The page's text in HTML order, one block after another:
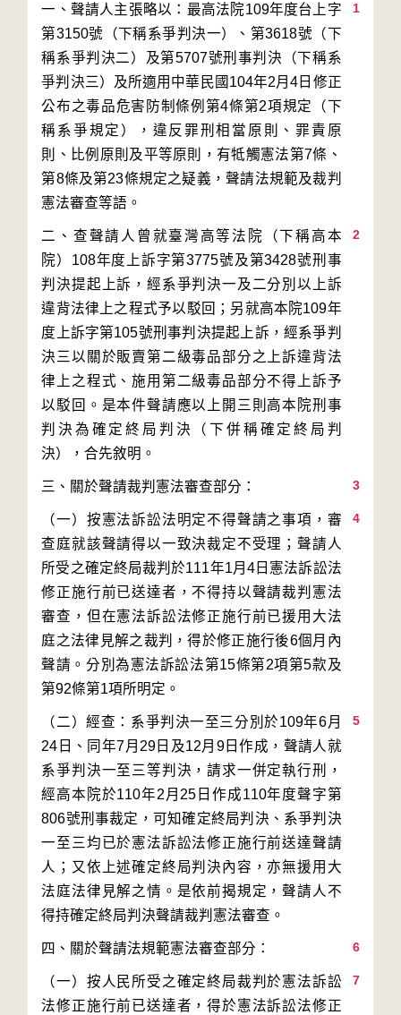
1
一、聲請人主張略以：最高法院109年度台上字
第3150號（下稱系爭判決一）、第3618號（下
稱系爭判決二）及第5707號刑事判決（下稱系
爭判決三）及所適用中華民國104年2月4日修正
公布之毒品危害防制條例第4條第2項規定（下
稱系爭規定），違反罪刑相當原則、罪責原
則、比例原則及平等原則，有牴觸憲法第7條、
第8條及第23條規定之疑義，聲請法規範及裁判
2
二、查聲請人曾就臺灣高等法院（下稱高本
院）108年度上訴字第3775號及第3428號刑事
判決提起上訴，經系爭判決一及二分別以上訴
違背法律上之程式予以駁回；另就高本院109年
度上訴字第105號刑事判決提起上訴，經系爭判
決三以關於販賣第二級毒品部分之上訴違背法
律上之程式、施用第二級毒品部分不得上訴予
以駁回。是本件聲請應以上開三則高本院刑事
判決為確定終局判決（下併稱確定終局判
3
4
（一）按憲法訴訟法明定不得聲請之事項，審
查庭就該聲請得以一致決裁定不受理；聲請人
所受之確定終局裁判於111年1月4日憲法訴訟法
修正施行前已送達者，不得持以聲請裁判憲法
審查，但在憲法訴訟法修正施行前已援用大法
庭之法律見解之裁判，得於修正施行後6個月內
聲請。分別為憲法訴訟法第15條第2項第5款及
5
（二）經查：系爭判決一至三分別於109年6月
24日、同年7月29日及12月9日作成，聲請人就
系爭判決一至三等判決，請求一併定執行刑，
經高本院於110年2月25日作成110年度聲字第
806號刑事裁定，可知確定終局判決、系爭判決
一至三均已於憲法訴訟法修正施行前送達聲請
人；又依上述確定終局判決內容，亦無援用大
法庭法律見解之情。是依前揭規定，聲請人不
6
7
（一）按人民所受之確定終局裁判於憲法訴訟
法修正施行前已送達者，得於憲法訴訟法修正